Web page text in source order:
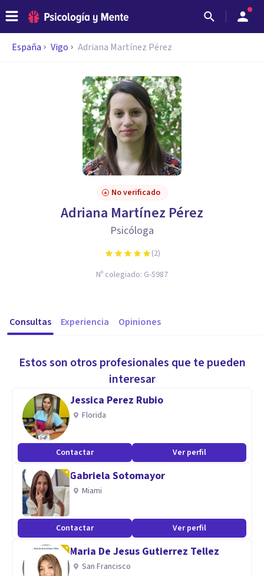
España Vigo Adriana Martínez Pérez
No verificado
Adriana Martínez Pérez
Psicóloga
(2)
Nº colegiado: G-5987
Consultas Experiencia Opiniones
Estos son otros profesionales que te pueden
interesar
Jessica Perez Rubio
Florida
Contactar Ver perfil
Gabriela Sotomayor
Miami
Contactar Ver perfil
Maria De Jesus Gutierrez Tellez
San Francisco